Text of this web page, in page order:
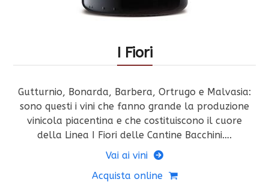
I Fiori
Gutturnio, Bonarda, Barbera, Ortrugo e Malvasia:
sono questi i vini che fanno grande la produzione
vinicola piacentina e che costituiscono il cuore
della Linea I Fiori delle Cantine Bacchini….
Vai ai vini
Acquista online